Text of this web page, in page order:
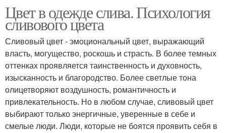
Цвет в одежде слива. Психология
сливового цвета
Сливовый цвет - эмоциональный цвет, выражающий
власть, могущество, роскошь и страсть. В более темных
оттенках проявляется таинственность и духовность,
изысканность и благородство. Более светлые тона
олицетворяют воздушность, романтичность и
привлекательность. Но в любом случае, сливовый цвет
выбирают только энергичные, уверенные в себе и
смелые люди. Люди, которые не боятся проявить себя в